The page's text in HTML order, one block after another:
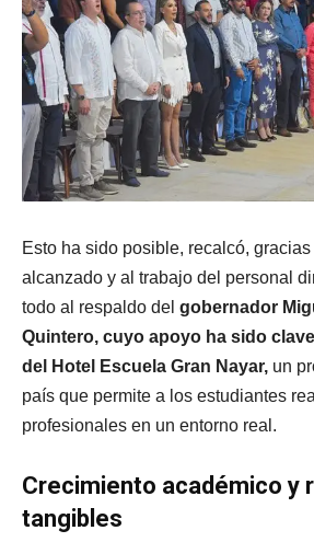
Esto ha sido posible, recalcó,
alcanzado y al trabajo del personal
todo al respaldo del gobernador
Quintero, cuyo apoyo ha sido
del Hotel Escuela Gran Nayar, un
país que permite a los estudiantes
profesionales en un entorno real.
Crecimiento académico y
tangibles